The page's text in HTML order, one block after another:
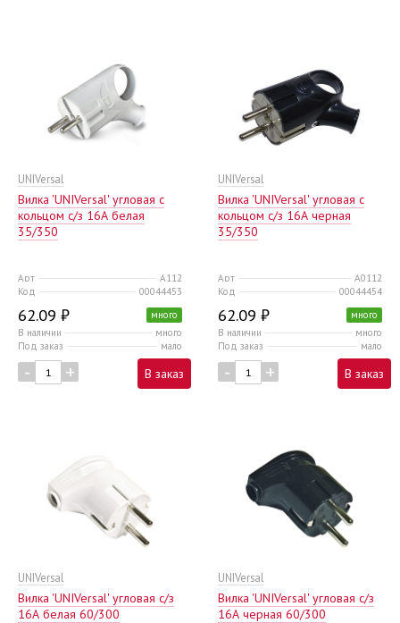
UNIVersal
Вилка 'UNIVersal' угловая с
кольцом с/з 16А белая
35/350
Арт
А112
Код
00044453
62.09 ₽
много
В наличии
много
Под заказ
мало
- + В заказ
UNIVersal
Вилка 'UNIVersal' угловая с
кольцом с/з 16А черная
35/350
Арт
А0112
Код
00044454
62.09 ₽
много
В наличии
много
Под заказ
мало
- + В заказ
UNIVersal
Вилка 'UNIVersal' угловая с/з
16А белая 60/300
UNIVersal
Вилка 'UNIVersal' угловая с/з
16А черная 60/300